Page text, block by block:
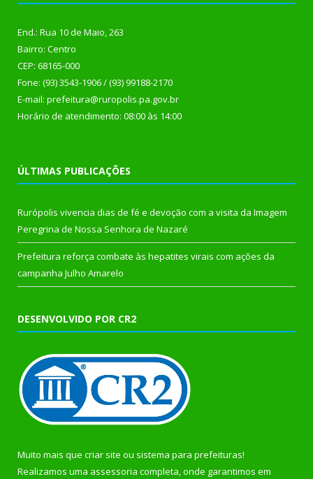
End.: Rua 10 de Maio, 263
Bairro: Centro
CEP: 68165-000
Fone: (93) 3543-1906 / (93) 99188-2170
E-mail: prefeitura@ruropolis.pa.gov.br
Horário de atendimento: 08:00 às 14:00
ÚLTIMAS PUBLICAÇÕES
Rurópolis vivencia dias de fé e devoção com a visita da Imagem
Peregrina de Nossa Senhora de Nazaré
Prefeitura reforça combate às hepatites virais com ações da
campanha Julho Amarelo
DESENVOLVIDO POR CR2
Muito mais que criar site ou sistema para prefeituras!
Realizamos uma assessoria completa, onde garantimos em